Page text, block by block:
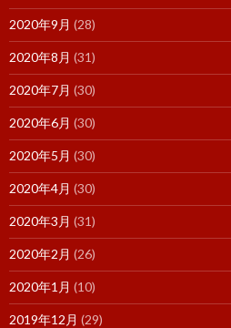
2020年9月 (28)
2020年8月 (31)
2020年7月 (30)
2020年6月 (30)
2020年5月 (30)
2020年4月 (30)
2020年3月 (31)
2020年2月 (26)
2020年1月 (10)
2019年12月 (29)